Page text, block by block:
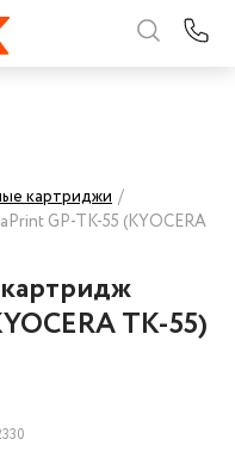
картриджи /
GP-TK-55 (KYOCERA
TK-55)